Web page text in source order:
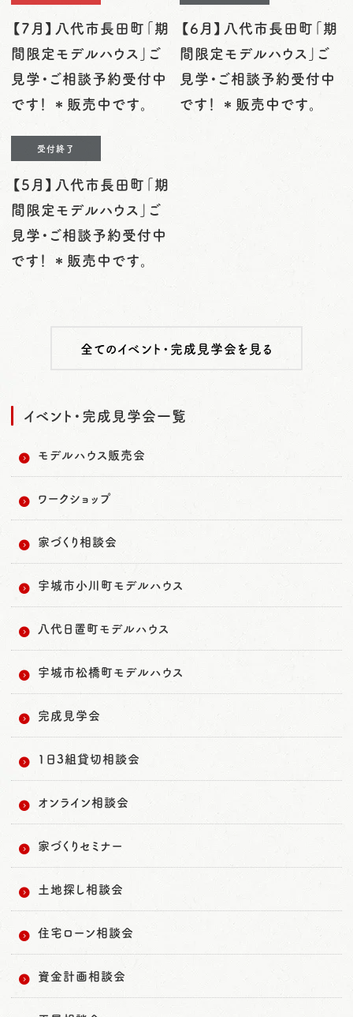
【7月】八代市長田町「期
間限定モデルハウス」ご
見学・ご相談予約受付中
です！ ＊販売中です。
【6月】八代市長田町「期
間限定モデルハウス」ご
見学・ご相談予約受付中
です！ ＊販売中です。
受付終了
【5月】八代市長田町「期
間限定モデルハウス」ご
見学・ご相談予約受付中
です！ ＊販売中です。
全てのイベント・完成見学会を見る
イベント・完成見学会一覧
モデルハウス販売会
ワークショップ
家づくり相談会
宇城市小川町モデルハウス
八代日置町モデルハウス
宇城市松橋町モデルハウス
完成見学会
1日3組貸切相談会
オンライン相談会
家づくりセミナー
土地探し相談会
住宅ローン相談会
資金計画相談会